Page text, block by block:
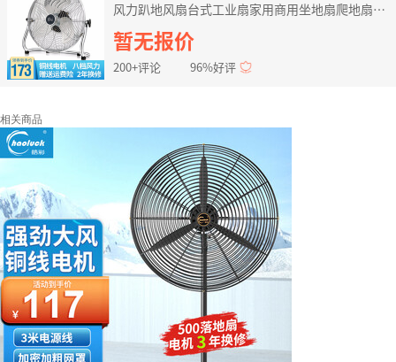
风力趴地风扇台式工业扇家用商用坐地扇爬地扇台
地扇 月光银450mm(18寸八档
暂无报价
200+评论 96%好评
相关商品